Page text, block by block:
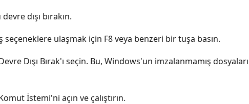
dışı bırakın.
seçeneklere ulaşmak için F8 veya benzeri bir tuşa basın.
Dışı Bırak'ı seçin. Bu, Windows'un imzalanmamış
İstemi'ni açın ve çalıştırın.